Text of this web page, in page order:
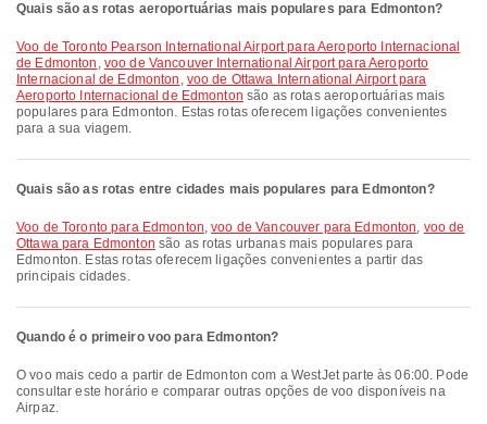
Quais são as rotas aeroportuárias mais populares para Edmonton?
voo de Toronto Pearson International Airport para Aeroporto Internacional
de Edmonton , voo de Vancouver International Airport para Aeroporto
Internacional de Edmonton , voo de Ottawa International Airport para
Aeroporto Internacional de Edmonton são as rotas aeroportuárias mais
populares para Edmonton. Estas rotas oferecem ligações convenientes
para a sua viagem.
Quais são as rotas entre cidades mais populares para Edmonton?
voo de Toronto para Edmonton,voo de Vancouver para Edmonton, voo de
Ottawa para Edmonton são as rotas urbanas mais populares para
Edmonton. Estas rotas oferecem ligações convenientes a partir das
principais cidades.
Quando é o primeiro voo para Edmonton?
O voo mais cedo a partir de Edmonton com a WestJet parte às 06:00. Pode
consultar este horário e comparar outras opções de voo disponíveis na
Airpaz.